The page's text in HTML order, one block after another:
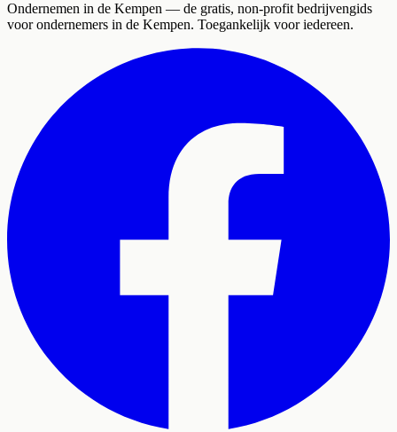
Ondernemen in de Kempen — de gratis, non-profit bedrijvengids
voor ondernemers in de Kempen. Toegankelijk voor iedereen.